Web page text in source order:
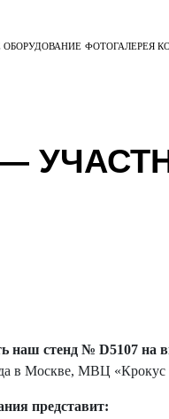
ОБОРУДОВАНИЕ ФОТОГАЛЕРЕЯ
наш стенд № D5107 на
в Москве, МВЦ «Крокус
представит: